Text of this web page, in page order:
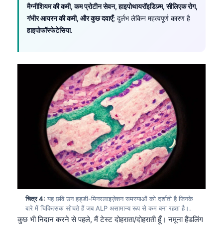
मैग्नीशियम की कमी, कम प्रोटीन सेवन, हाइपोथायरॉइडिज़्म, सीलिएक रोग,
गंभीर आयरन की कमी, और कुछ दवाएँ; दुर्लभ लेकिन महत्वपूर्ण कारण है
हाइपोफॉस्फेटेसिया.
चित्र 4: यह छवि उन हड्डी-मिनरलाइज़ेशन समस्याओं को दर्शाती है जिनके
बारे में चिकित्सक सोचते हैं जब ALP असामान्य रूप से कम बना रहता है।.
कुछ भी निदान करने से पहले, मैं टेस्ट दोहराता/दोहराती हूँ। नमूना हैंडलिंग